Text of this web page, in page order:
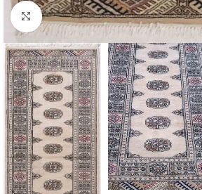
Click to enlarge